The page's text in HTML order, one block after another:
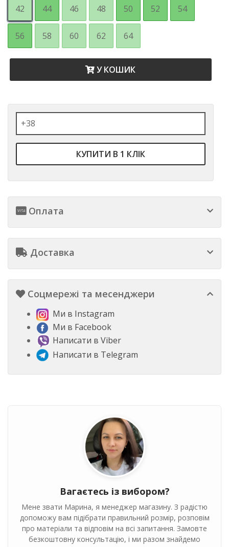
42 44 46 48 50 52 54
56 58 60 62 64
У КОШИК
КУПИТИ В 1 КЛІК
Оплата
Доставка
Соцмережі та месенджери
Ми в Instagram
Ми в Facebook
Написати в Viber
Написати в Telegram
Вагаєтесь із вибором?
Мене звати Марина, я менеджер магазину. З радістю
допоможу вам підібрати правильний розмір, розповім
про матеріали та відповім на всі запитання. Замовте
безкоштовну консультацію, і ми разом знайдемо